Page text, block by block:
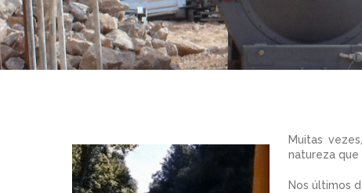
Muitas
natureza que
Nos últimos